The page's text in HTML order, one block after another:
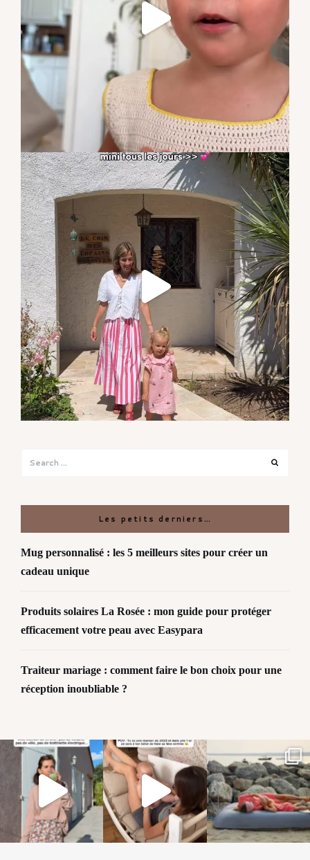
Les petits derniers…
Mug personnalisé : les 5 meilleurs sites pour créer un
cadeau unique
Produits solaires La Rosée : mon guide pour protéger
efficacement votre peau avec Easypara
Traiteur mariage : comment faire le bon choix pour une
réception inoubliable ?